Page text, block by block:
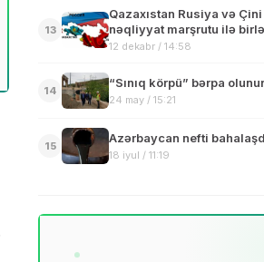
13
Qazaxıstan Rusiya və
nəqliyyat marşrutu ilə
12 dekabr / 14:58
14
“Sınıq körpü” bərpa
24 may / 15:21
15
Azərbaycan nefti
18 iyul / 11:19